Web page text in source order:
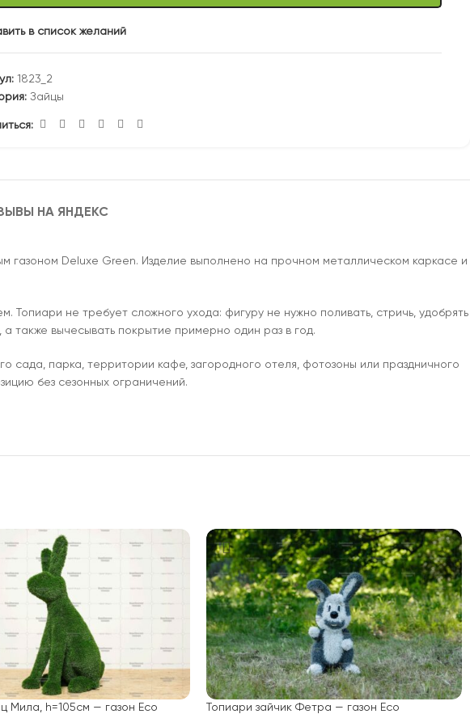
в список желаний
1823_2
Зайцы
НА ЯНДЕКС
газоном Deluxe Green. Изделие выполнено на прочном металлическом каркасе и
не требует сложного ухода: фигуру не нужно поливать, стричь, удобрять
также вычесывать покрытие примерно один раз в год.
сада, парка, территории кафе, загородного отеля, фотозоны или праздничного
без сезонных ограничений.
Мила, h=105см — газон Eco
Топиари зайчик Фетра — газон Eco